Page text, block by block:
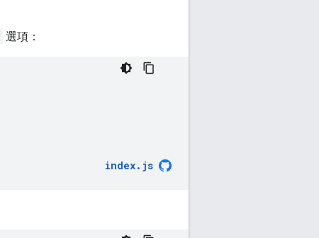
選項：
index. js